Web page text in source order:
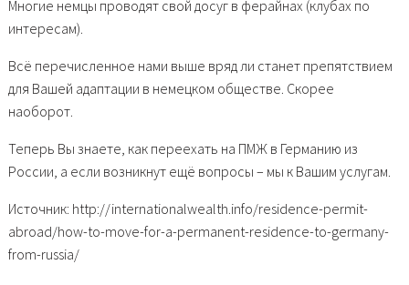
Многие немцы проводят свой досуг в ферайнах (клубах по
интересам).
Всё перечисленное нами выше вряд ли станет препятствием
для Вашей адаптации в немецком обществе. Скорее
наоборот.
Теперь Вы знаете, как переехать на ПМЖ в Германию из
России, а если возникнут ещё вопросы – мы к Вашим услугам.
Источник: http://internationalwealth.info/residence-permit-
abroad/how-to-move-for-a-permanent-residence-to-germany-
from-russia/